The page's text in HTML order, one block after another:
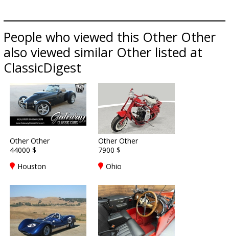
People who viewed this Other Other
also viewed similar Other listed at
ClassicDigest
Other Other
44000 $
Houston
Other Other
7900 $
Ohio